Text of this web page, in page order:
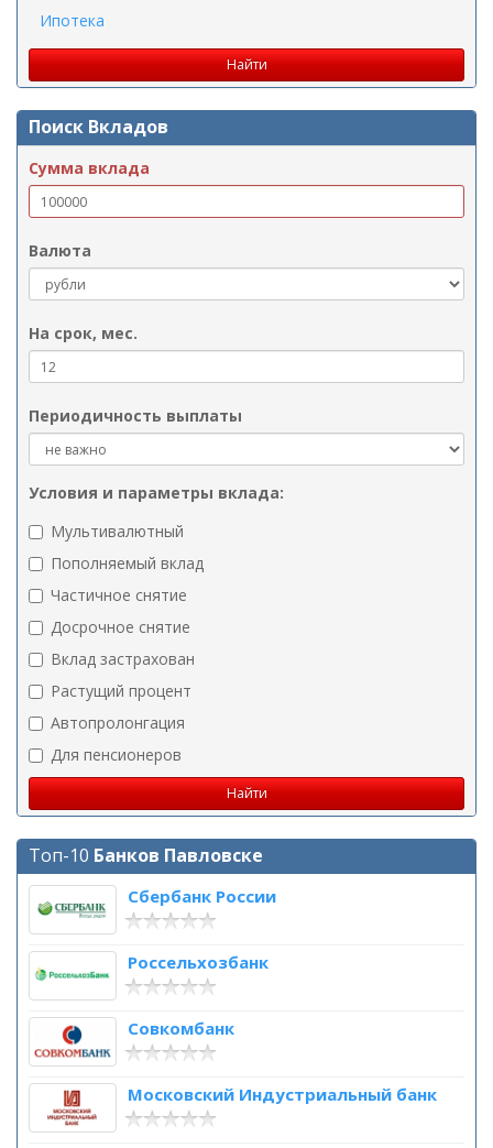
Ипотека
Поиск Вкладов
Сумма вклада
Валюта
На срок, мес.
Периодичность выплаты
Условия и параметры вклада:
Мультивалютный
Пополняемый вклад
Частичное снятие
Досрочное снятие
Вклад застрахован
Растущий процент
Автопролонгация
Для пенсионеров
Топ-10 Банков Павловске
Сбербанк России
Россельхозбанк
Совкомбанк
Московский Индустриальный банк